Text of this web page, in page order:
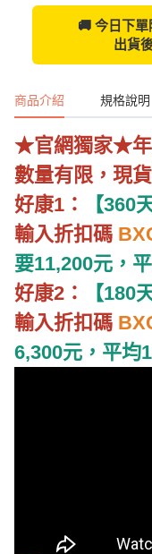
🚚 今日下
出貨
數量有限，現
好康1：【360
輸入折扣碼
要11,200元，
好康2：【180
輸入折扣碼
6,300元，平均